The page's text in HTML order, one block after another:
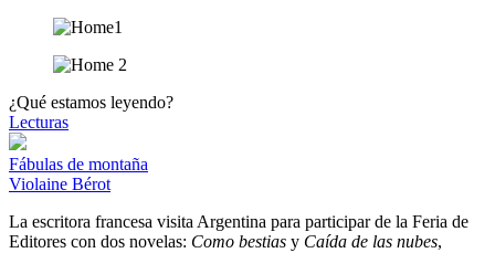
¿Qué estamos leyendo?
Lecturas
Fábulas de montaña
Violaine Bérot
La escritora francesa visita Argentina para participar de la Feria de
Editores con dos novelas: Como bestias y Caída de las nubes,